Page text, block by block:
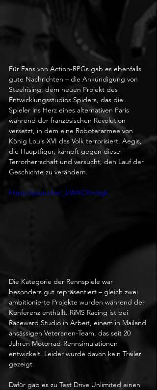
Für Fans von Action-RPGs gab es ebenfalls
gute Nachrichten – die Ankündigung von
Steelrising, dem neuen Projekt des
Entwicklungsstudios Spiders, das die
Spieler ins Herz eines alternativen Paris
während der französischen Revolution
versetzt, in dem eine Roboterarmee von
König Louis XVI das Volk terrorisiert. Aegis,
die Hauptfigur, kämpft gegen diese
Terrorherrschaft und versucht, den Lauf der
Geschichte zu verändern.
https://youtu.be/_bWACXmItgk
Die Kategorie der Rennspiele war
besonders gut repräsentiert – gleich zwei
ambitionierte Projekte wurden während der
Konferenz enthüllt. RiMS Racing ist bei
Raceward Studio in Arbeit, einem in Mailand
ansässigen Veteranen-Team, das seit 20
Jahren Motorrad-Rennsimulationen
entwickelt. Leider wurde davon kein Trailer
gezeigt.
Dafür gab es zu Test Drive Unlimited einen